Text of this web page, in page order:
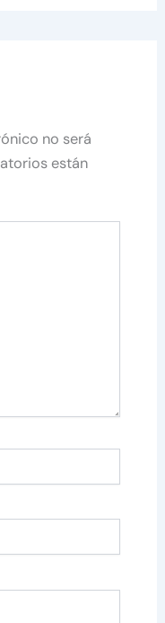
no será
están